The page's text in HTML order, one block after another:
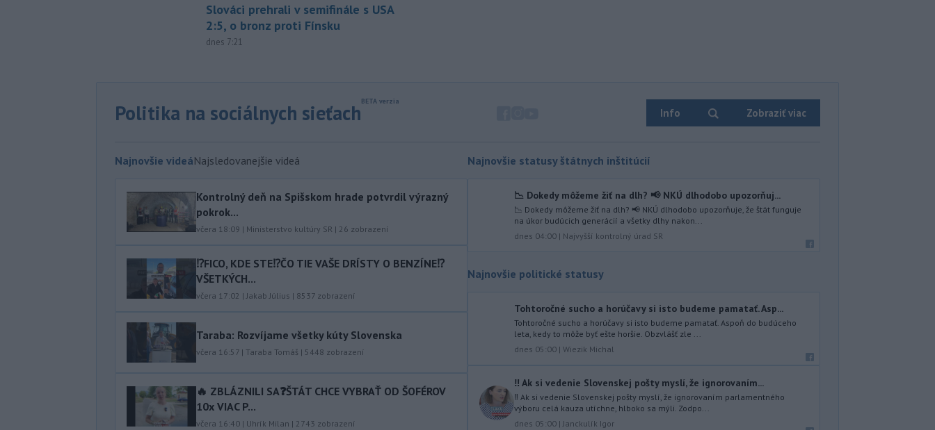
Slováci prehrali v semifinále s USA
2:5, o bronz proti Fínsku
dnes 7:21
rafinéria s tým, že obyvateľom nehrozí
nebezpečenstvo.
13:50
Jedným zo zdravotných rizík
na festivale môže byť vyššia
hluku. Je preto dobré držať sa
ďalej od reproduktorov, používať
prestávky.
Slovenskej republiky na nestále
v Bezpečnostnej rade
Organizácie Spojených národov (OSN)
na roky 2028 až 2029 písomne
Násilie páchané pre rasovú
nenávisť alebo pre príslušnosť k
Politika na sociálnych sieťach Info Zobraziť viac
Najnovšie videáNajsledovanejšie videá
Kontrolný deň na Spišskom hrade potvrdil výrazný
pokrok...
včera 18:09 | Ministerstvo kultúry SR | 26 zobrazení
⁉️FICO, KDE STE⁉️ČO TIE VAŠE DRÍSTY O BENZÍNE⁉️
VŠETKÝCH...
včera 17:02 | Jakab Július | 8537 zobrazení
Taraba: Rozvíjame všetky kúty Slovenska
včera 16:57 | Taraba Tomáš | 5448 zobrazení
🔥 ZBLÁZNILI SA❓️ŠTÁT CHCE VYBRAŤ OD ŠOFÉROV
10x VIAC P...
včera 16:40 | Uhrík Milan | 2743 zobrazení
Najnovšie statusy štátnych inštitúcií
📉 Dokedy môžeme žiť na dlh? 📢 NKÚ dlhodobo upozorňuj...
📉 Dokedy môžeme žiť na dlh? 📢 NKÚ dlhodobo upozorňuje, že štát funguje
na úkor budúcich generácií a všetky dlhy nakon...
dnes 04:00 | Najvyšší kontrolný úrad SR
Najnovšie politické statusy
Tohtoročné sucho a horúčavy si isto budeme pamatať. Asp...
Tohtoročné sucho a horúčavy si isto budeme pamatať. Aspoň do budúceho
leta, kedy to môže byť ešte horšie. Obzvlášť zle ...
dnes 05:00 | Wiezik Michal
‼️ Ak si vedenie Slovenskej pošty myslí, že ignorovaním...
‼️ Ak si vedenie Slovenskej pošty myslí, že ignorovaním parlamentného
výboru celá kauza utíchne, hlboko sa mýli. Zodpo...
dnes 05:00 | Janckulík Igor